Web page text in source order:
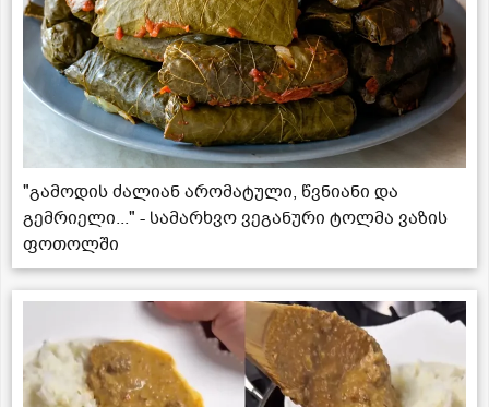
"გამოდის ძალიან არომატული, წვნიანი და
გემრიელი..." - სამარხვო ვეგანური ტოლმა ვაზის
ფოთოლში